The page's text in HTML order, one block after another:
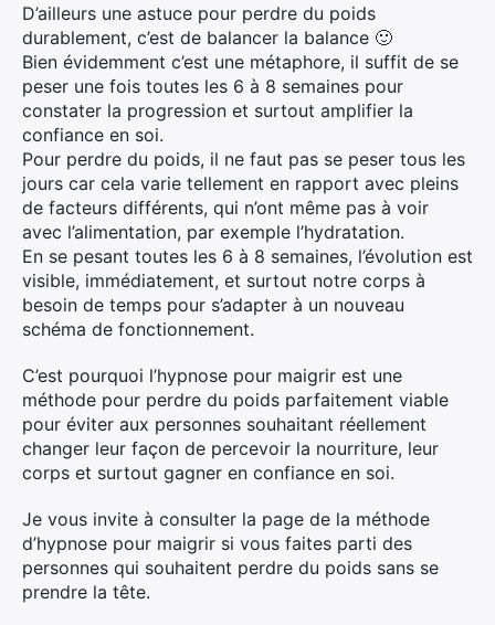
D’ailleurs une astuce pour perdre du poids
durablement, c’est de balancer la balance 🙂
Bien évidemment c’est une métaphore, il suffit de se
peser une fois toutes les 6 à 8 semaines pour
constater la progression et surtout amplifier la
confiance en soi.
Pour perdre du poids, il ne faut pas se peser tous les
jours car cela varie tellement en rapport avec pleins
de facteurs différents, qui n’ont même pas à voir
avec l’alimentation, par exemple l’hydratation.
En se pesant toutes les 6 à 8 semaines, l’évolution est
visible, immédiatement, et surtout notre corps à
besoin de temps pour s’adapter à un nouveau
schéma de fonctionnement.
C’est pourquoi l’hypnose pour maigrir est une
méthode pour perdre du poids parfaitement viable
pour éviter aux personnes souhaitant réellement
changer leur façon de percevoir la nourriture, leur
corps et surtout gagner en confiance en soi.
Je vous invite à consulter la page de la méthode
d’hypnose pour maigrir si vous faites parti des
personnes qui souhaitent perdre du poids sans se
prendre la tête.